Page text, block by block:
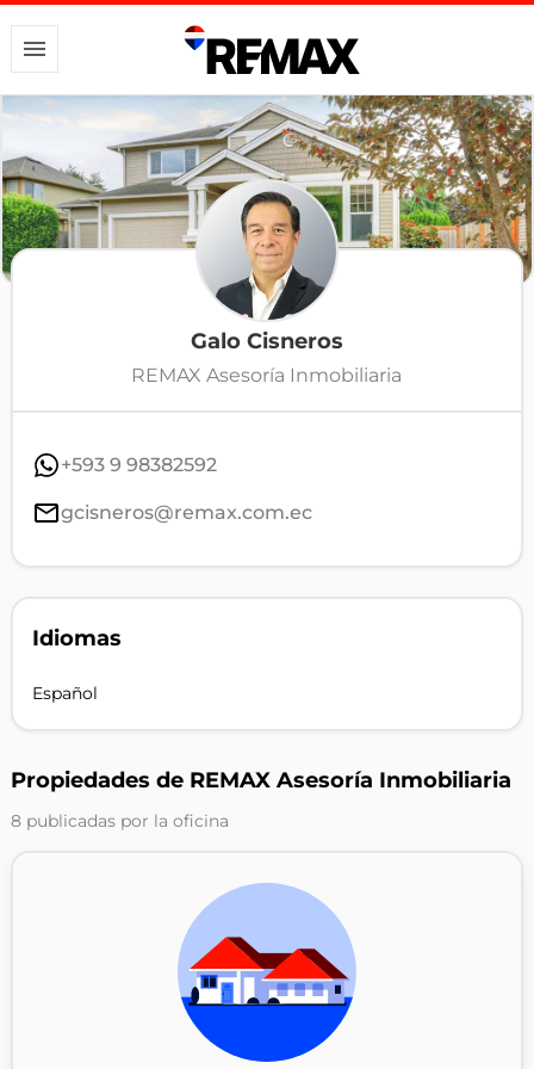
Galo Cisneros
REMAX Asesoría Inmobiliaria
+593 9 98382592
gcisneros@remax.com.ec
Idiomas
Español
Propiedades de REMAX Asesoría Inmobiliaria
8 publicadas por la oficina